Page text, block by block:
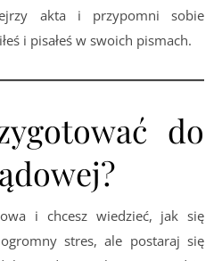
akta i przypomni sobie
i pisałeś w swoich pismach.
do
i chcesz wiedzieć, jak się
stres, ale postaraj się